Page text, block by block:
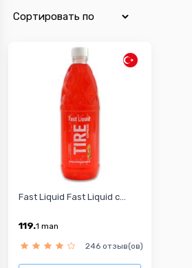
Fast Liquid Fast Liquid с...
119.1 man
246 отзыв(ов)